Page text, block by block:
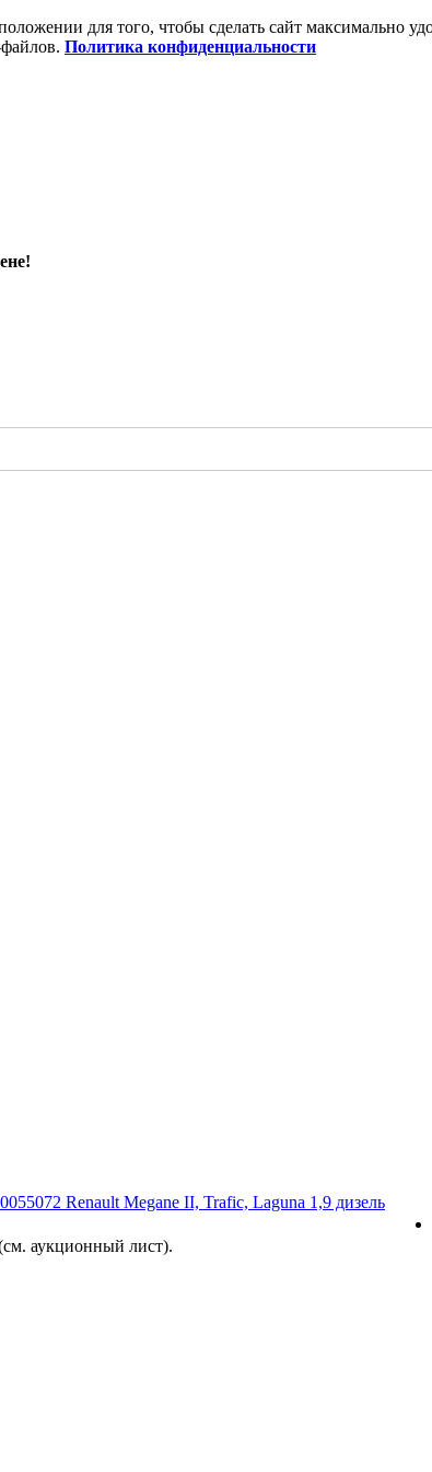
для того, чтобы сделать сайт максимально
Политика конфиденциальности
Renault Megane II, Trafic, Laguna 1,9 дизель
аукционный лист).